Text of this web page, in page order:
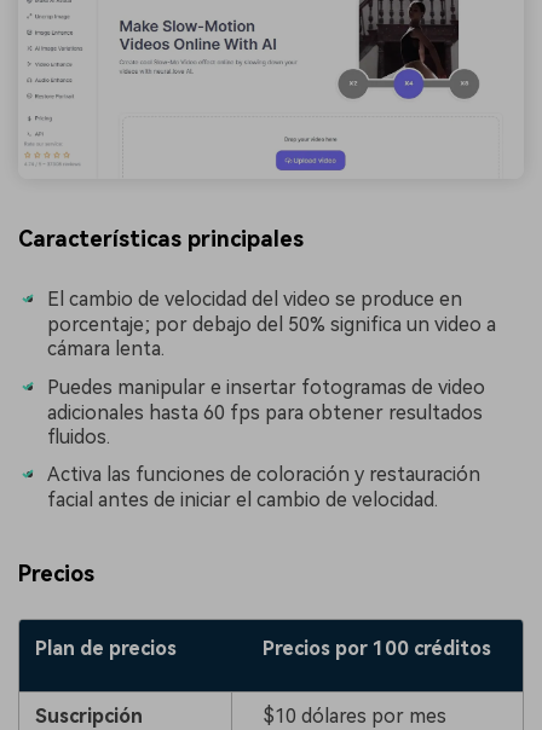
Características principales
El cambio de velocidad del video se produce en
porcentaje; por debajo del 50% significa un video a
cámara lenta.
Puedes manipular e insertar fotogramas de video
adicionales hasta 60 fps para obtener resultados
fluidos.
Activa las funciones de coloración y restauración
facial antes de iniciar el cambio de velocidad.
Precios
Plan de precios Precios por 100 créditos
Suscripción $10 dólares por mes